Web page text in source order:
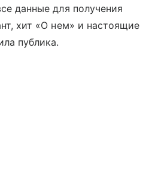
данные для получения
хит «О нем» и настоящие
публика.